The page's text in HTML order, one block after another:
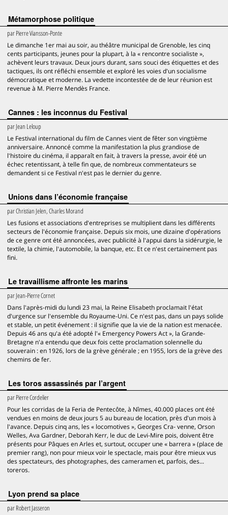
Métamorphose politique
parPierre Viansson-Ponte
Le dimanche 1er mai au soir, au théâtre municipal de Grenoble, les cinq
cents participants, jeunes pour la plupart, à la « rencontre socialiste »,
achèvent leurs travaux. Deux jours durant, sans souci des étiquettes et des
tactiques, ils ont réfléchi ensemble et exploré les voies d'un socialisme
démocratique et moderne. La vedette incontestée de de leur réunion est
revenue à M. Pierre Mendès France.
Cannes : les inconnus du Festival
parJean Leloup
Le Festival international du film de Cannes vient de fêter son vingtième
anniversaire. Annoncé comme la manifestation la plus grandiose de
l'histoire du cinéma, il apparaît en fait, à travers la presse, avoir été un
échec retentissant, à telle fin que, de nombreux commentateurs se
demandent si ce Festival n'est pas le dernier du genre.
Unions dans l’économie française
parChristian Jelen, Charles Morand
Les fusions et associations d'entreprises se multiplient dans les différents
secteurs de l'économie française. Depuis six mois, une dizaine d'opérations
de ce genre ont été annoncées, avec publicité à l'appui dans la sidérurgie, le
textile, la chimie, l'automobile, la banque, etc. Et ce n'est certainement pas
fini.
Le travaillisme affronte les marins
parJean-Pierre Cornet
Dans l'après-midi du lundi 23 mai, la Reine Elisabeth proclamait l'état
d'urgence sur l'ensemble du Royaume-Uni. Ce n'est pas, dans un pays solide
et stable, un petit événement : il signifie que la vie de la nation est menacée.
Depuis 46 ans qu'a été adopté l'« Emergency Powers Act », la Grande-
Bretagne n'a entendu que deux fois cette proclamation solennelle du
souverain : en 1926, lors de la grève générale ; en 1955, lors de la grève des
chemins de fer.
Les toros assassinés par l’argent
parPierre Cordelier
Pour les corridas de la Feria de Pentecôte, à Nîmes, 40.000 places ont été
vendues en moins de deux jours 5 au bureau de location, près d'un mois à
l'avance. Depuis cinq ans, les « locomotives », Georges Cra- venne, Orson
Welles, Ava Gardner, Deborah Kerr, le duc de Levi-Mire pois, doivent être
présents pour Pâques en Arles et, surtout, occuper une « barrera » (place de
premier rang), non pour mieux voir le spectacle, mais pour être mieux vus
des spectateurs, des photographes, des cameramen et, parfois, des...
toreros.
Lyon prend sa place
parRobert Jasseron